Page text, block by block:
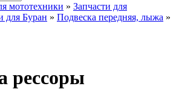
мототехники » Запчасти для
для Буран » Подвеска передняя, лыжа »
рессоры